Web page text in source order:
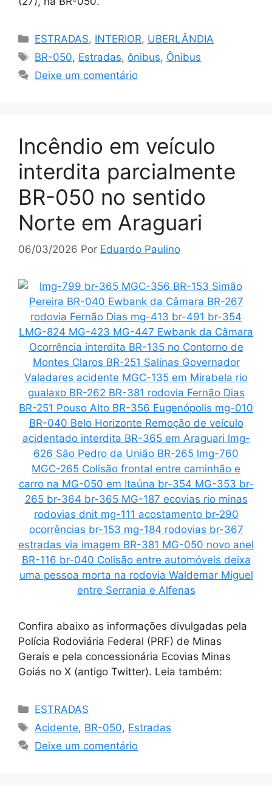
Categorias
ESTRADAS, INTERIOR, UBERLÂNDIA
Tags
BR-050, Estradas,ônibus, Ônibus
Deixe um comentário
Incêndio em veículo
interdita parcialmente
BR-050 no sentido
Norte em Araguari
06/03/2026 Por Eduardo Paulino
Confira abaixo as informações divulgadas pela
Polícia Rodoviária Federal (PRF) de Minas
Gerais e pela concessionária Ecovias Minas
Goiás no X (antigo Twitter). Leia também:
Categorias
ESTRADAS
Tags
Acidente, BR-050, Estradas
Deixe um comentário